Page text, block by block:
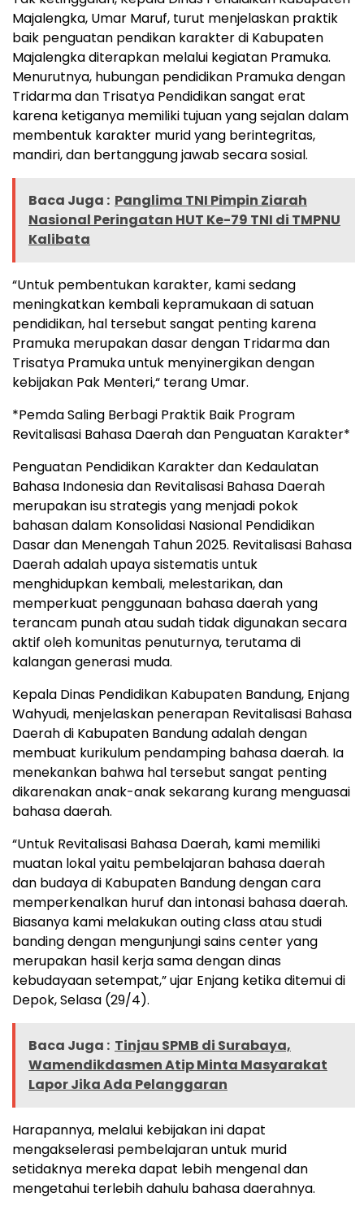
Majalengka, Umar Maruf, turut menjelaskan praktik
baik penguatan pendikan karakter di Kabupaten
Majalengka diterapkan melalui kegiatan Pramuka.
Menurutnya, hubungan pendidikan Pramuka dengan
Tridarma dan Trisatya Pendidikan sangat erat
karena ketiganya memiliki tujuan yang sejalan dalam
membentuk karakter murid yang berintegritas,
mandiri, dan bertanggung jawab secara sosial.
Baca Juga : Panglima TNI Pimpin Ziarah
Nasional Peringatan HUT Ke-79 TNI di TMPNU
Kalibata
“Untuk pembentukan karakter, kami sedang
meningkatkan kembali kepramukaan di satuan
pendidikan, hal tersebut sangat penting karena
Pramuka merupakan dasar dengan Tridarma dan
Trisatya Pramuka untuk menyinergikan dengan
kebijakan Pak Menteri,“ terang Umar.
*Pemda Saling Berbagi Praktik Baik Program
Revitalisasi Bahasa Daerah dan Penguatan Karakter*
Penguatan Pendidikan Karakter dan Kedaulatan
Bahasa Indonesia dan Revitalisasi Bahasa Daerah
merupakan isu strategis yang menjadi pokok
bahasan dalam Konsolidasi Nasional Pendidikan
Dasar dan Menengah Tahun 2025. Revitalisasi Bahasa
Daerah adalah upaya sistematis untuk
menghidupkan kembali, melestarikan, dan
memperkuat penggunaan bahasa daerah yang
terancam punah atau sudah tidak digunakan secara
aktif oleh komunitas penuturnya, terutama di
kalangan generasi muda.
Kepala Dinas Pendidikan Kabupaten Bandung, Enjang
Wahyudi, menjelaskan penerapan Revitalisasi Bahasa
Daerah di Kabupaten Bandung adalah dengan
membuat kurikulum pendamping bahasa daerah. Ia
menekankan bahwa hal tersebut sangat penting
dikarenakan anak-anak sekarang kurang menguasai
bahasa daerah.
“Untuk Revitalisasi Bahasa Daerah, kami memiliki
muatan lokal yaitu pembelajaran bahasa daerah
dan budaya di Kabupaten Bandung dengan cara
memperkenalkan huruf dan intonasi bahasa daerah.
Biasanya kami melakukan outing class atau studi
banding dengan mengunjungi sains center yang
merupakan hasil kerja sama dengan dinas
kebudayaan setempat,” ujar Enjang ketika ditemui di
Depok, Selasa (29/4).
Baca Juga : Tinjau SPMB di Surabaya,
Wamendikdasmen Atip Minta Masyarakat
Lapor Jika Ada Pelanggaran
Harapannya, melalui kebijakan ini dapat
mengakselerasi pembelajaran untuk murid
setidaknya mereka dapat lebih mengenal dan
mengetahui terlebih dahulu bahasa daerahnya.